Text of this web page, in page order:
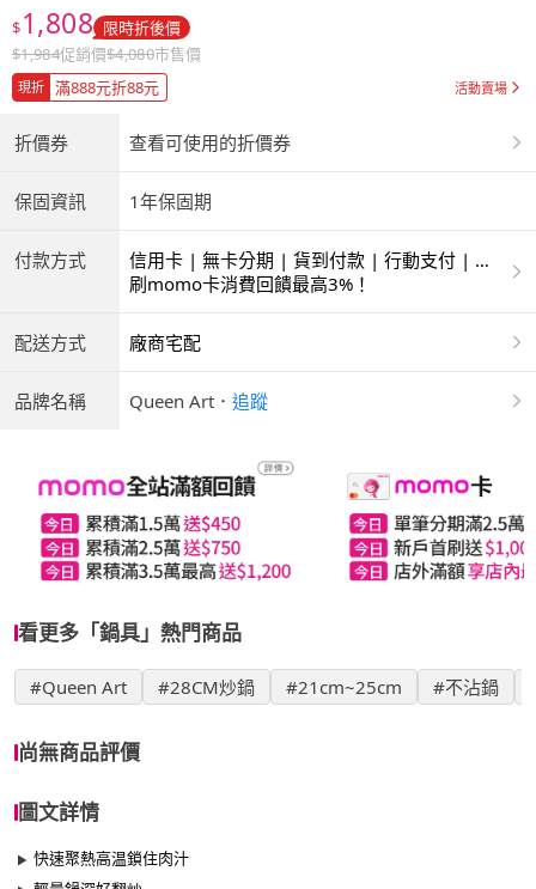
$1,808 限時折後價
$1,984促銷價$4,080市售價
現折 滿888元折88元 活動賣場
折價券 查看可使用的折價券
保固資訊 1年保固期
付款方式
信用卡 | 無卡分期 | 貨到付款 | 行動支付 | 超
商付款 | ATM | 銀聯卡
刷momo卡消費回饋最高3%！
配送方式 廠商宅配
品牌名稱 Queen Art ． 追蹤
看更多「鍋具」熱門商品
#Queen Art #28CM炒鍋 #21cm~25cm #不沾鍋
尚無商品評價
圖文詳情
快速聚熱高温鎖住肉汁